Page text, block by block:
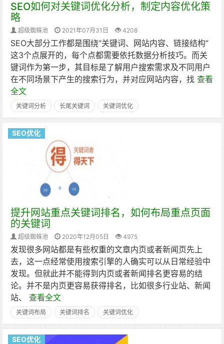
SEO如何对关键词优化分析，制定内容优化策
略
超级蜘蛛池 2021年07月31日 4208
SEO大部分工作都是围绕“关键词、网站内容、链接结构”
这3个点展开的，每个点都需要依托数据分析技巧。而关
键词作为第一步，其目标是了解用户搜索需求及不同用户
在不同场景下产生的搜索行为，并对应网站内容，找 查看
全文
关键词分析 长尾关键词 关键词优化
SEO优化
提升网站重点关键词排名，如何布局重点页面
的关键词
超级蜘蛛池 2020年12月05日 4975
发现很多网站都是有些权重的文章内页或者新闻页先上
去，这一点经常使用搜索引擎的人确实可以从日常经验中
发现。但就此并不能得到内页或者新闻排名更容易的结
论。并不是内页更容易获得排名，比如很多行业站、新闻
站、 查看全文
关键词布局 关键词排名 关键词优化
SEO优化